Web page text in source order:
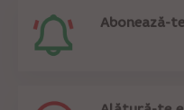
Abonează-